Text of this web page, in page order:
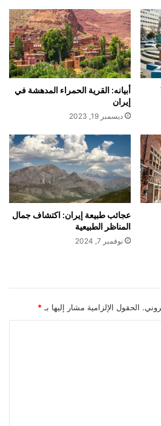
أبيانه: القرية الحمراء المدهشة في
إيران
ديسمبر 19, 2023
عجائب طبيعة إيران: اكتشاف جمال
المناظر الطبيعية
نوفمبر 7, 2024
الحقول الإلزامية مشار إليها بـ *